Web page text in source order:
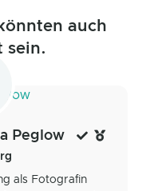
auch
sein.
Peglow
als Fotografin